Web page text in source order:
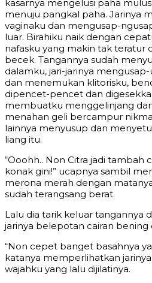
kasarnya mengelusi paha
menuju pangkal paha. Jarinya
vaginaku dan mengusap-
luar. Birahiku naik dengan
nafasku yang makin tak teratur
becek. Tangannya sudah
dalamku, jari-jarinya
dan menemukan klitorisku,
dipencet-pencet dan
membuatku menggelinjang
menahan geli bercampur
lainnya menyusup dan
liang itu.
“Ooohh.. Non Citra jadi tambah
konak gini!” ucapnya sambil
merona merah dengan
sudah terangsang berat.
Lalu dia tarik keluar tangannya
jarinya belepotan cairan bening
“Non cepet banget basahnya
katanya memperlihatkan
wajahku yang lalu dijilatinya.